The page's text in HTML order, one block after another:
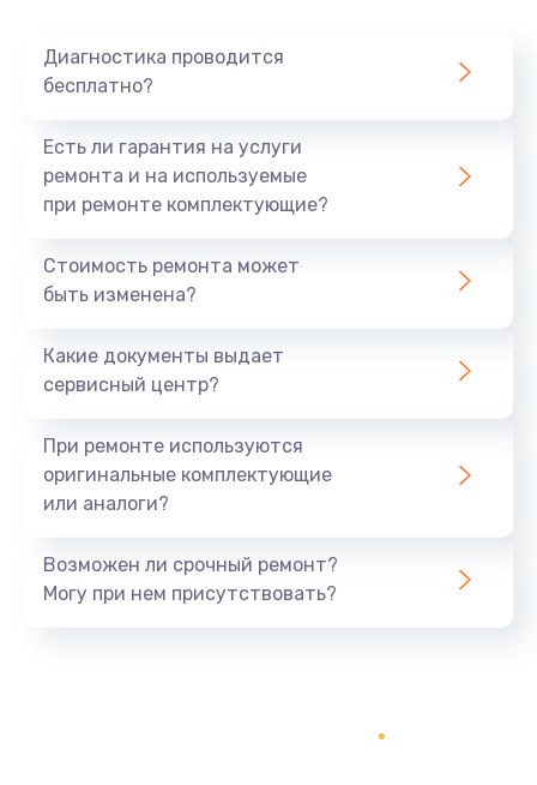
Диагностика проводится
бесплатно?
Есть ли гарантия на услуги
ремонта и на используемые
при ремонте комплектующие?
Стоимость ремонта может
быть изменена?
Какие документы выдает
сервисный центр?
При ремонте используются
оригинальные комплектующие
или аналоги?
Возможен ли срочный ремонт?
Могу при нем присутствовать?